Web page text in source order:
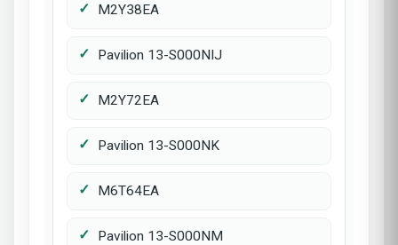
M2Y38EA
Pavilion 13-S000NIJ
M2Y72EA
Pavilion 13-S000NK
M6T64EA
Pavilion 13-S000NM